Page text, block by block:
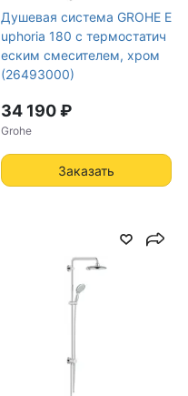
Душевая система GROHE E
uphoria 180 с термостатич
еским смесителем, хром
(26493000)
34 190 ₽
Grohe
Заказать